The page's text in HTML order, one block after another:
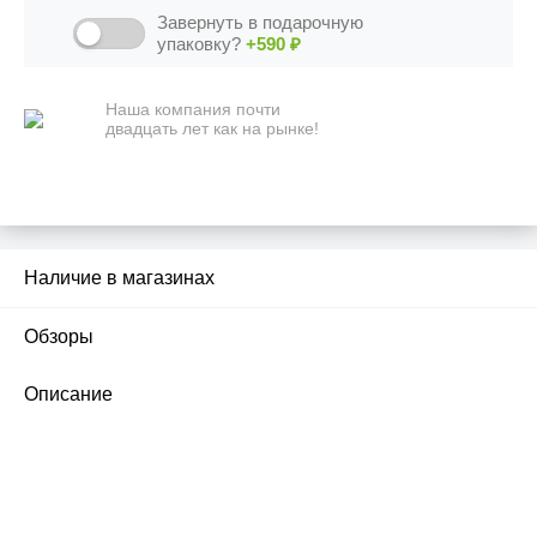
Завернуть в подарочную
упаковку? +590 ₽
Наша компания почти
двадцать лет как на рынке!
Наличие в магазинах
Обзоры
Описание